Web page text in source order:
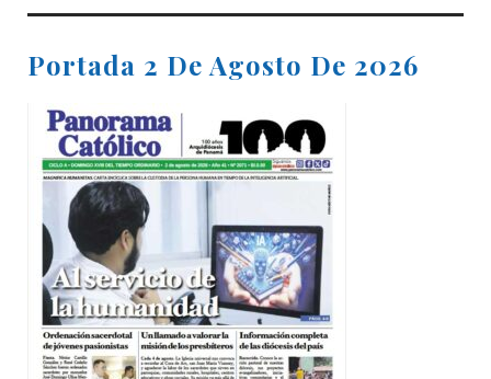
Portada 2 De Agosto De 2026